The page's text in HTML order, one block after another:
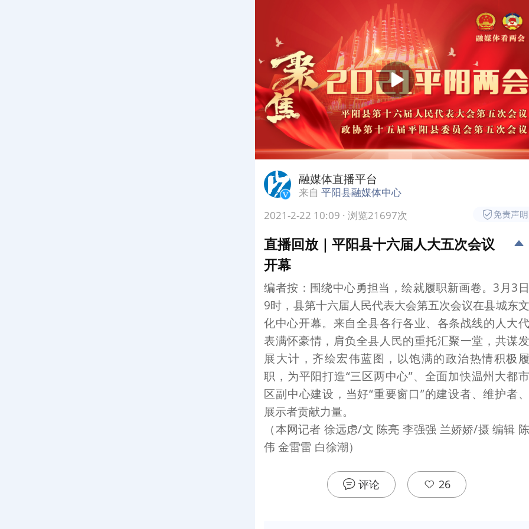
融媒体直播平台
来自平阳县融媒体中心
2021-2-22 10:09 · 浏览21697次
直播回放｜平阳县十六届人大五次会议
开幕
编者按：围绕中心勇担当，绘就履职新画卷。3月3日
9时，县第十六届人民代表大会第五次会议在县城东文
化中心开幕。来自全县各行各业、各条战线的人大代
表满怀豪情，肩负全县人民的重托汇聚一堂，共谋发
展大计，齐绘宏伟蓝图，以饱满的政治热情积极履
职，为平阳打造“三区两中心”、全面加快温州大都市
区副中心建设，当好“重要窗口”的建设者、维护者、
展示者贡献力量。
（本网记者 徐远虑/文 陈亮 李强强 兰娇娇/摄 编辑 陈
伟 金雷雷 白徐潮）
评论 26